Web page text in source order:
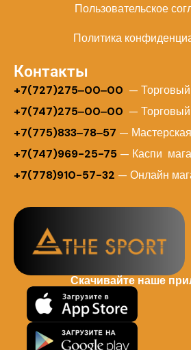
Пользовательское
Политика
Контакты
+7(727)275‒00‒00 —
+7(747)275‒00‒00 —
+7(775)833‒78‒57 — Мастерская
+7(747)969-25-75 — Каспи
+7(778)910-57-32 — Онлайн
Скачивайте наше